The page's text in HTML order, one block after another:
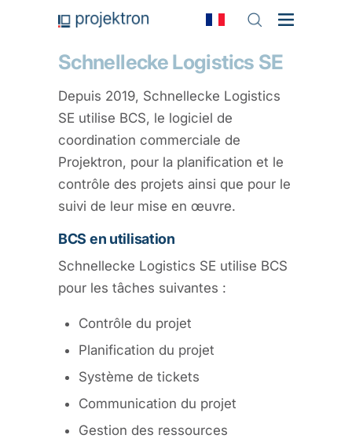
Schnellecke Logistics SE
Depuis 2019, Schnellecke Logistics
SE utilise BCS, le logiciel de
coordination commerciale de
Projektron, pour la planification et le
contrôle des projets ainsi que pour le
suivi de leur mise en œuvre.
BCS en utilisation
Schnellecke Logistics SE utilise BCS
pour les tâches suivantes :
Contrôle du projet
Planification du projet
Système de tickets
Communication du projet
Gestion des ressources